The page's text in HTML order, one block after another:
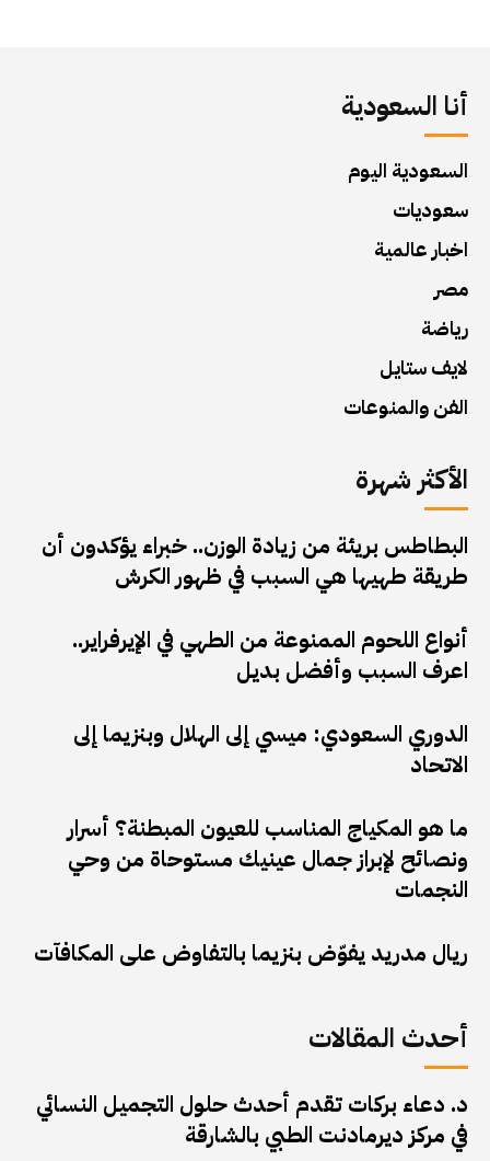
أنا السعودية
السعودية اليوم
سعوديات
اخبار عالمية
مصر
رياضة
لايف ستايل
الفن والمنوعات
الأكثر شهرة
البطاطس بريئة من زيادة الوزن.. خبراء يؤكدون أن
طريقة طهيها هي السبب في ظهور الكرش
أنواع اللحوم الممنوعة من الطهي في الإيرفراير..
اعرف السبب وأفضل بديل
الدوري السعودي: ميسي إلى الهلال وبنزيما إلى
الاتحاد
ما هو المكياج المناسب للعيون المبطنة؟ أسرار
ونصائح لإبراز جمال عينيك مستوحاة من وحي
النجمات
ريال مدريد يفوّض بنزيما بالتفاوض على المكافآت
أحدث المقالات
د. دعاء بركات تقدم أحدث حلول التجميل النسائي
في مركز ديرمادنت الطبي بالشارقة